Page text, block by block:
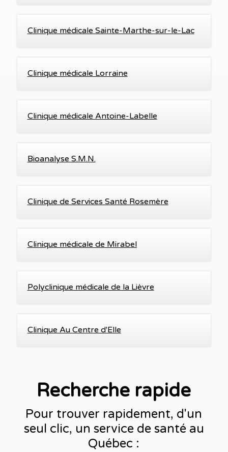
Clinique médicale Sainte-Marthe-sur-le-Lac
Clinique médicale Lorraine
Clinique médicale Antoine-Labelle
Bioanalyse S.M.N.
Clinique de Services Santé Rosemère
Clinique médicale de Mirabel
Polyclinique médicale de la Lièvre
Clinique Au Centre d'Elle
Recherche rapide
Pour trouver rapidement, d'un
seul clic, un service de santé au
Québec :